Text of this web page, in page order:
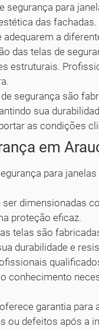
segurança para
das
a
das telas de
estruturais.
segurança são
sua
as condições
em
para
dimensionadas
proteção eficaz.
telas são
durabilidade e
conhecimento
garantia para
ou defeitos após a